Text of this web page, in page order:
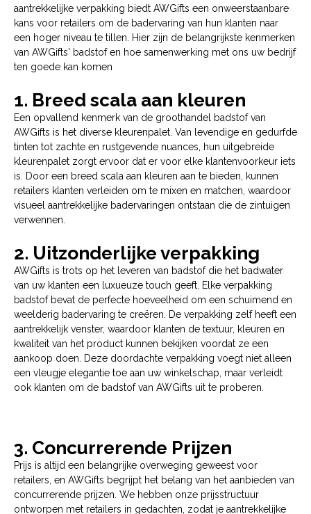
aantrekkelijke verpakking biedt AWGifts een onweerstaanbare
kans voor retailers om de badervaring van hun klanten naar
een hoger niveau te tillen. Hier zijn de belangrijkste kenmerken
van AWGifts' badstof en hoe samenwerking met ons uw bedrijf
ten goede kan komen
1. Breed scala aan kleuren
Een opvallend kenmerk van de groothandel badstof van
AWGifts is het diverse kleurenpalet. Van levendige en gedurfde
tinten tot zachte en rustgevende nuances, hun uitgebreide
kleurenpalet zorgt ervoor dat er voor elke klantenvoorkeur iets
is. Door een breed scala aan kleuren aan te bieden, kunnen
retailers klanten verleiden om te mixen en matchen, waardoor
visueel aantrekkelijke badervaringen ontstaan die de zintuigen
verwennen.
2. Uitzonderlijke verpakking
AWGifts is trots op het leveren van badstof die het badwater
van uw klanten een luxueuze touch geeft. Elke verpakking
badstof bevat de perfecte hoeveelheid om een schuimend en
weelderig badervaring te creëren. De verpakking zelf heeft een
aantrekkelijk venster, waardoor klanten de textuur, kleuren en
kwaliteit van het product kunnen bekijken voordat ze een
aankoop doen. Deze doordachte verpakking voegt niet alleen
een vleugje elegantie toe aan uw winkelschap, maar verleidt
ook klanten om de badstof van AWGifts uit te proberen.
3. Concurrerende Prijzen
Prijs is altijd een belangrijke overweging geweest voor
retailers, en AWGifts begrijpt het belang van het aanbieden van
concurrerende prijzen. We hebben onze prijsstructuur
ontworpen met retailers in gedachten, zodat je aantrekkelijke